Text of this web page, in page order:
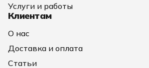
Услуги и работы
Клиентам
О нас
Доставка и оплата
Статьи